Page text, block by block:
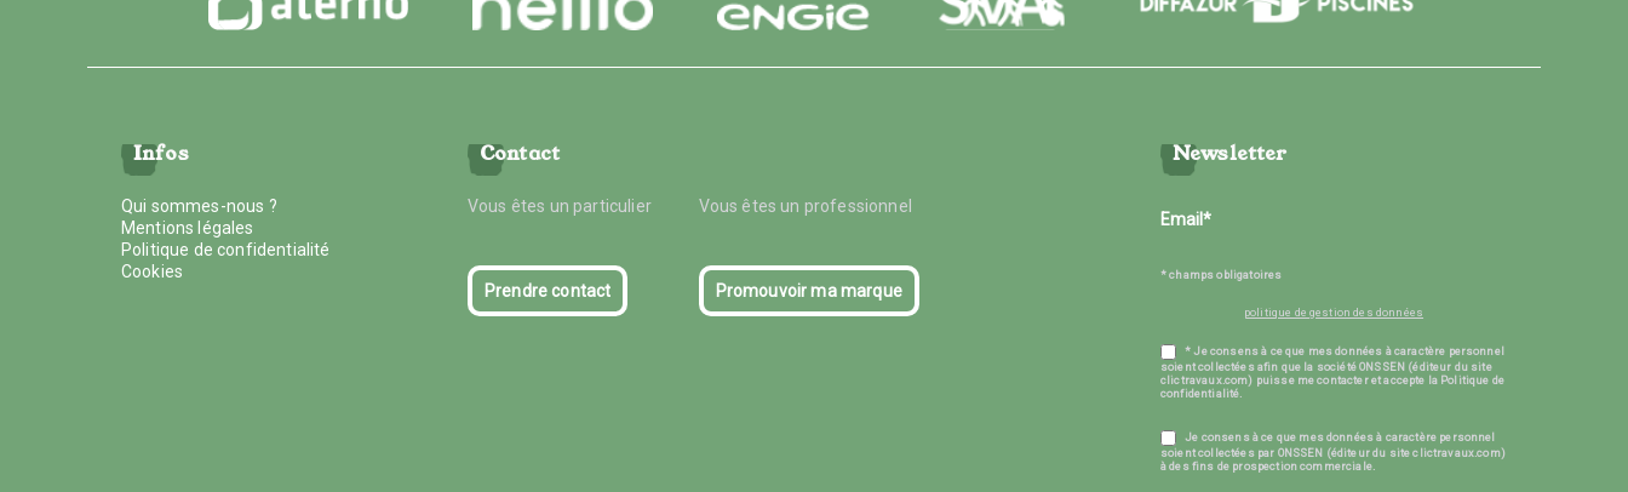
Infos
Qui sommes-nous ?
Mentions légales
Politique de confidentialité
Cookies
Contact
Vous êtes un particulier Vous êtes un professionnel
Prendre contact Promouvoir ma marque
Newsletter
* champs obligatoires
politique de gestion des données
* Je consens à ce que mes données à caractère personnel
soient collectées afin que la société ONSSEN (éditeur du site
clictravaux.com) puisse me contacter et accepte la Politique de
confidentialité.
Je consens à ce que mes données à caractère personnel
soient collectées par ONSSEN (éditeur du site clictravaux.com)
à des fins de prospection commerciale.